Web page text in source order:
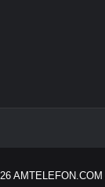
AMTELEFON.COM